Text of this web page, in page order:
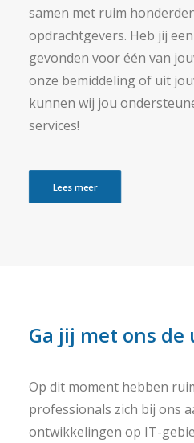
samen met ruim
opdrachtgevers. Heb jij
gevonden voor één van
onze bemiddeling of uit
kunnen wij jou
services!
Lees meer
Ga jij met ons
Op dit moment hebben
professionals zich bij ons
ontwikkelingen op IT-